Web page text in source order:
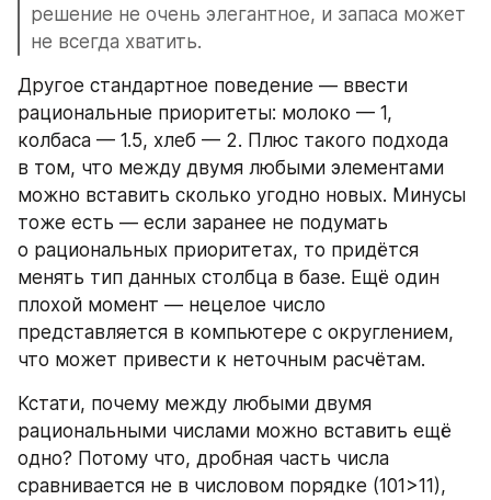
решение не очень элегантное, и запаса может
не всегда хватить.
Другое стандартное поведение — ввести
рациональные приоритеты: молоко — 1,
колбаса — 1.5, хлеб — 2. Плюс такого подхода
в том, что между двумя любыми элементами
можно вставить сколько угодно новых. Минусы
тоже есть — если заранее не подумать
о рациональных приоритетах, то придётся
менять тип данных столбца в базе. Ещё один
плохой момент — нецелое число
представляется в компьютере с округлением,
что может привести к неточным расчётам.
Кстати, почему между любыми двумя
рациональными числами можно вставить ещё
одно? Потому что, дробная часть числа
сравнивается не в числовом порядке (101>11),